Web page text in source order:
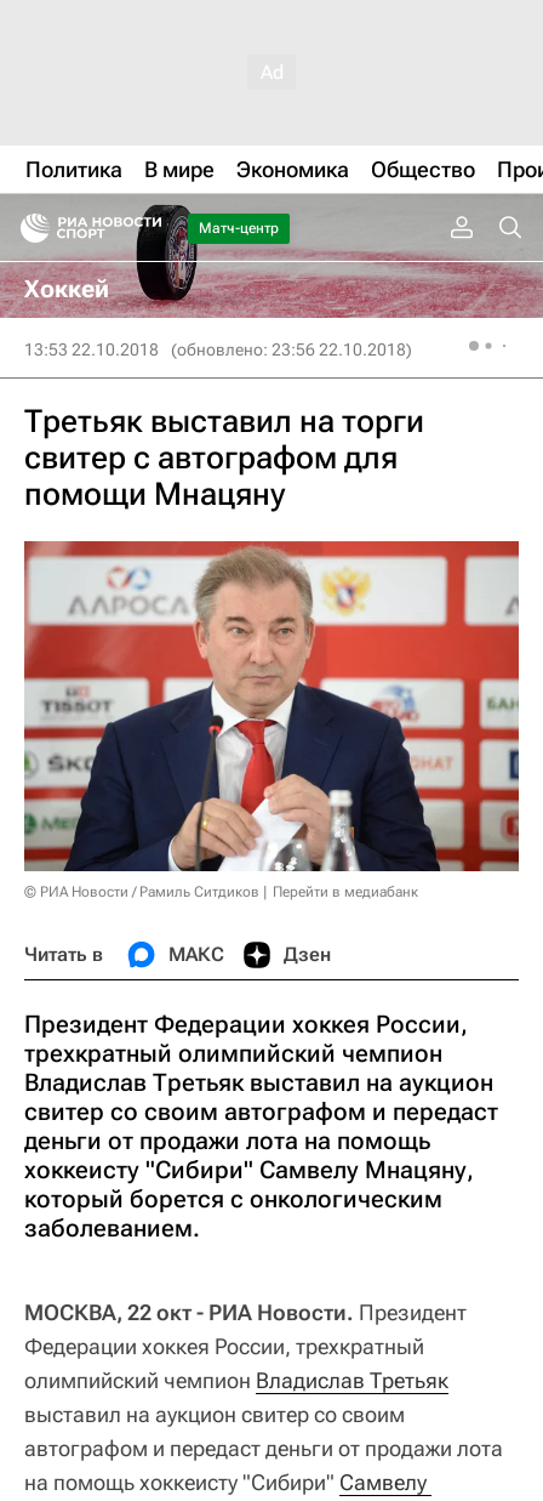
Политика В мире Экономика Общество
Матч-центр
Хоккей
13:53 22.10.2018 (обновлено: 23:56 22.10.2018)
Третьяк выставил на торги
свитер с автографом для
помощи Мнацяну
© РИА Новости / Рамиль Ситдиков Перейти в медиабанк
Читать в МАКС Дзен
Президент Федерации хоккея России,
трехкратный олимпийский чемпион
Владислав Третьяк выставил на аукцион
свитер со своим автографом и передаст
деньги от продажи лота на помощь
хоккеисту "Сибири" Самвелу Мнацяну,
который борется с онкологическим
заболеванием.
МОСКВА, 22 окт - РИА Новости. Президент
Федерации хоккея России, трехкратный
олимпийский чемпион Владислав Третьяк
выставил на аукцион свитер со своим
автографом и передаст деньги от продажи лота
на помощь хоккеисту "Сибири" Самвелу